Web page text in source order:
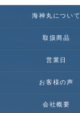
海神丸について
取扱商品
営業日
お客様の声
会社概要